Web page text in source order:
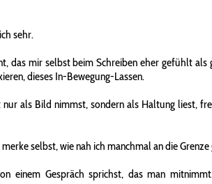
sehr.
das mir selbst beim Schreiben eher gefühlt als
dieses In-Bewegung-Lassen.
nur als Bild nimmst, sondern als Haltung liest,
selbst, wie nah ich manchmal an die Grenze
einem Gespräch sprichst, das man